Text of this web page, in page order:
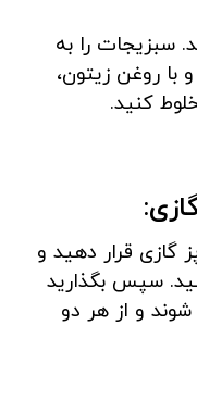
سبزیجات را به
روغن زیتون،
کنید.
گازی قرار دهید و
سپس بگذارید
و از هر دو